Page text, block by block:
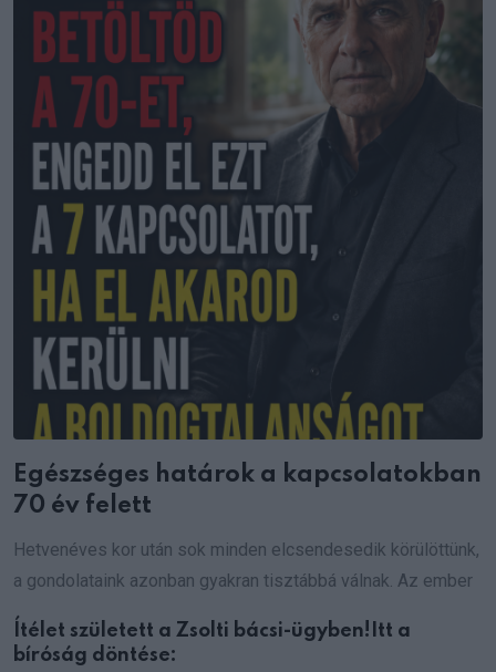
Egészséges határok a kapcsolatokban
70 év felett
Hetvenéves kor után sok minden elcsendesedik körülöttünk,
a gondolataink azonban gyakran tisztábbá válnak. Az ember
Ítélet született a Zsolti bácsi-ügyben!Itt a
bíróság döntése: